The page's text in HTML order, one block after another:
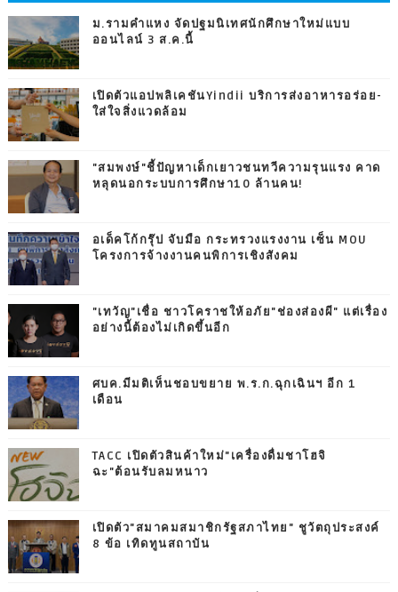
ม.รามคำแหง จัดปฐมนิเทศนักศึกษาใหม่แบบ
ออนไลน์ 3 ส.ค.นี้
เปิดตัวแอปพลิเคชันYindii บริการส่งอาหารอร่อย-
ใส่ใจสิ่งแวดล้อม
"สมพงษ์"ชี้ปัญหาเด็กเยาวชนทวีความรุนแรง คาด
หลุดนอกระบบการศึกษา10 ล้านคน!
อเด็คโก้กรุ๊ป จับมือ กระทรวงแรงงาน เซ็น MOU
โครงการจ้างงานคนพิการเชิงสังคม
"เทวัญ"เชื่อ ชาวโคราชให้อภัย"ช่องส่องผี" แต่เรื่อง
อย่างนี้ต้องไม่เกิดขึ้นอีก
ศบค.มีมติเห็นชอบขยาย พ.ร.ก.ฉุกเฉินฯ อีก 1
เดือน
TACC เปิดตัวสินค้าใหม่"เครื่องดื่มชาโฮจิ
ฉะ"ต้อนรับลมหนาว
เปิดตัว"สมาคมสมาชิกรัฐสภาไทย" ชูวัตถุประสงค์
8 ข้อ เทิดทูนสถาบัน